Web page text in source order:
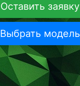
Оставить заявку
Выбрать модель